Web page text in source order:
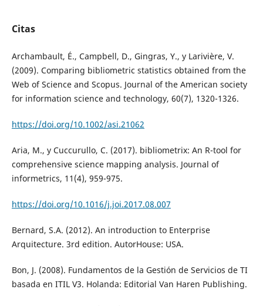
Citas
Archambault, É., Campbell, D., Gingras, Y., y Larivière, V.
(2009). Comparing bibliometric statistics obtained from the
Web of Science and Scopus. Journal of the American society
for information science and technology, 60(7), 1320-1326.
https://doi.org/10.1002/asi.21062
Aria, M., y Cuccurullo, C. (2017). bibliometrix: An R-tool for
comprehensive science mapping analysis. Journal of
informetrics, 11(4), 959-975.
https://doi.org/10.1016/j.joi.2017.08.007
Bernard, S.A. (2012). An introduction to Enterprise
Arquitecture. 3rd edition. AutorHouse: USA.
Bon, J. (2008). Fundamentos de la Gestión de Servicios de TI
basada en ITIL V3. Holanda: Editorial Van Haren Publishing.